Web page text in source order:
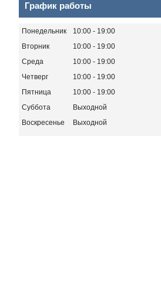
График работы
Понедельник 10:00
19:00
Вторник
10:00
19:00
Среда
10:00
19:00
Четверг
10:00
19:00
Пятница
10:00
19:00
Суббота
Выходной
Воскресенье
Выходной